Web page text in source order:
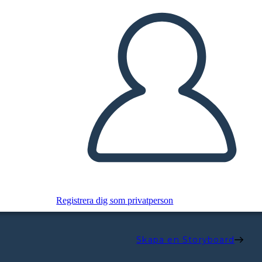
Registrera dig som privatperson
Skapa en Storyboard